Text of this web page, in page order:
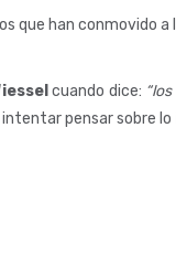
que han conmovido a
cuando dice:
pensar sobre lo